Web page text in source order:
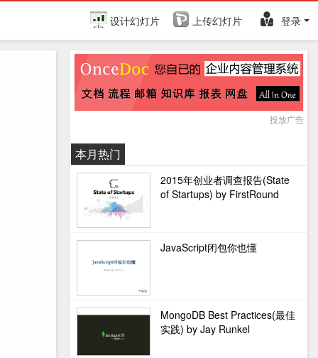
设计幻灯片 上传幻灯片 登录
投放广告
本月热门
2015年创业者调查报告(State
of Startups) by FirstRound
JavaScript闭包你也懂
MongoDB Best Practices(最佳
实践) by Jay Runkel